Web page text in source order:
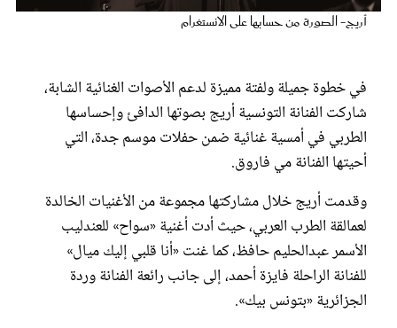
أريج- الصورة من حسابها على الانستغرام
في خطوة جميلة ولفتة مميزة لدعم الأصوات الغنائية الشابة،
شاركت الفنانة التونسية أريج بصوتها الدافئ وإحساسها
الطربي في أمسية غنائية ضمن حفلات موسم جدة، التي
أحيتها الفنانة مي فاروق.
وقدمت أريج خلال مشاركتها مجموعة من الأغنيات الخالدة
لعمالقة الطرب العربي، حيث أدت أغنية «سواح» للعندليب
الأسمر عبدالحليم حافظ، كما غنت «أنا قلبي إليك ميال»
للفنانة الراحلة فايزة أحمد، إلى جانب رائعة الفنانة وردة
الجزائرية «بتونس بيك».
مجلة سيدتي
غلاف رفمي